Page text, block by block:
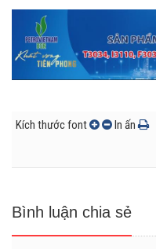
Kích thước font In ấn
Bình luận chia sẻ